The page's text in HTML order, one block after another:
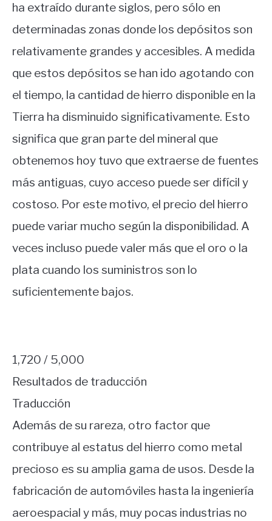
ha extraído durante siglos, pero sólo en
determinadas zonas donde los depósitos son
relativamente grandes y accesibles. A medida
que estos depósitos se han ido agotando con
el tiempo, la cantidad de hierro disponible en la
Tierra ha disminuido significativamente. Esto
significa que gran parte del mineral que
obtenemos hoy tuvo que extraerse de fuentes
más antiguas, cuyo acceso puede ser difícil y
costoso. Por este motivo, el precio del hierro
puede variar mucho según la disponibilidad. A
veces incluso puede valer más que el oro o la
plata cuando los suministros son lo
suficientemente bajos.
1,720 / 5,000
Resultados de traducción
Traducción
Además de su rareza, otro factor que
contribuye al estatus del hierro como metal
precioso es su amplia gama de usos. Desde la
fabricación de automóviles hasta la ingeniería
aeroespacial y más, muy pocas industrias no